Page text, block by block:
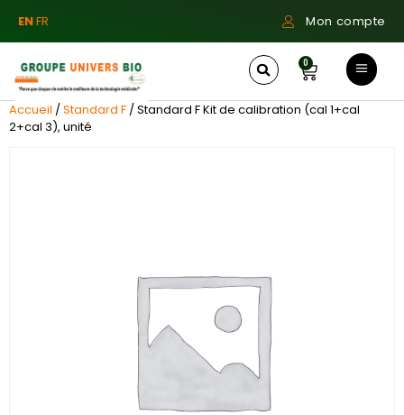
ENFR Mon compte
0
Accueil /Standard F / Standard F Kit de calibration (cal 1+cal
2+cal 3), unité